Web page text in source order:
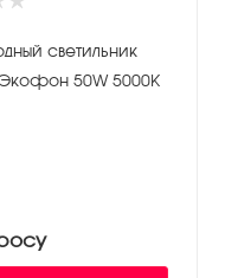
светильник
50W 5000К